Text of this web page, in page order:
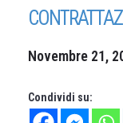
Novembre 21,
Condividi su: